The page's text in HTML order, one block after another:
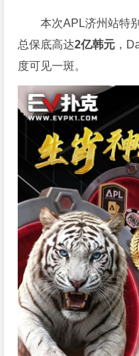
本次APL济州站特
总保底高达2亿韩元 ，
度可见一斑。